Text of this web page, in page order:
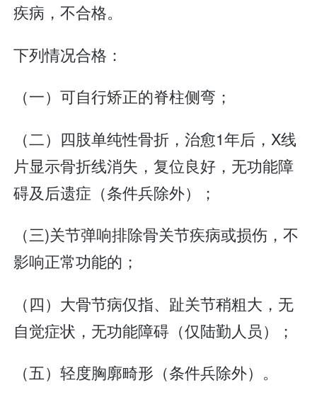
疾病，不合格。
下列情况合格：
（一）可自行矫正的脊柱侧弯；
（二）四肢单纯性骨折，治愈1年后，X线
片显示骨折线消失，复位良好，无功能障
碍及后遗症（条件兵除外）；
（三)关节弹响排除骨关节疾病或损伤，不
影响正常功能的；
（四）大骨节病仅指、趾关节稍粗大，无
自觉症状，无功能障碍（仅陆勤人员）；
（五）轻度胸廓畸形（条件兵除外）。